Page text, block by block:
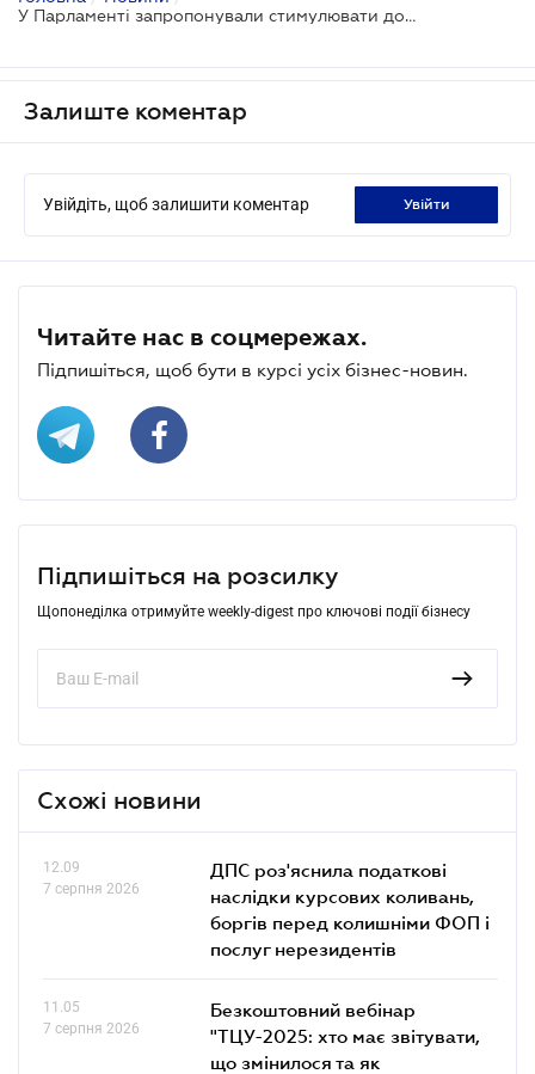
У Парламенті запропонували стимулювати добровільне придбання та використання підприємцями реєстраторів розрахункових операцій
Залиште коментар
Увійдіть, щоб залишити коментар увійти
Читайте нас в соцмережах.
Підпишіться, щоб бути в курсі усіх бізнес-новин.
Підпишіться на розсилку
Щопонеділка отримуйте weekly-digest про ключові події бізнесу
Схожі новини
12.09
7 серпня 2026
ДПС роз'яснила податкові
наслідки курсових коливань,
боргів перед колишніми ФОП і
послуг нерезидентів
11.05
7 серпня 2026
Безкоштовний вебінар
"ТЦУ-2025: хто має звітувати,
що змінилося та як